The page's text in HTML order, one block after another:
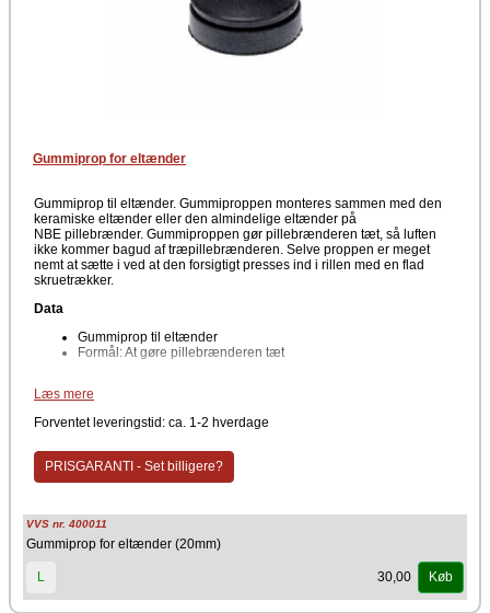
Gummiprop for eltænder
Gummiprop til eltænder. Gummiproppen monteres sammen med den
keramiske eltænder eller den almindelige eltænder på
NBE pillebrænder. Gummiproppen gør pillebrænderen tæt, så luften
ikke kommer bagud af træpillebrænderen. Selve proppen er meget
nemt at sætte i ved at den forsigtigt presses ind i rillen med en flad
skruetrækker.
Data
Gummiprop til eltænder
Formål: At gøre pillebrænderen tæt
Læs mere
Forventet leveringstid: ca. 1-2 hverdage
PRISGARANTI - Set billigere?
VVS nr. 400011
Gummiprop for eltænder (20mm)
L 30,00 Køb